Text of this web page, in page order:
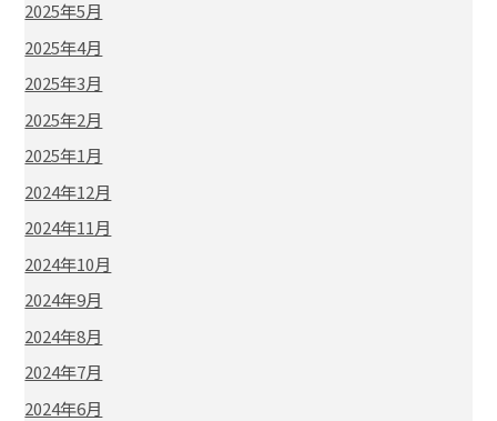
2025年5月
2025年4月
2025年3月
2025年2月
2025年1月
2024年12月
2024年11月
2024年10月
2024年9月
2024年8月
2024年7月
2024年6月